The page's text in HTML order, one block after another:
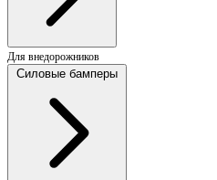
Для внедорожников
Силовые бамперы